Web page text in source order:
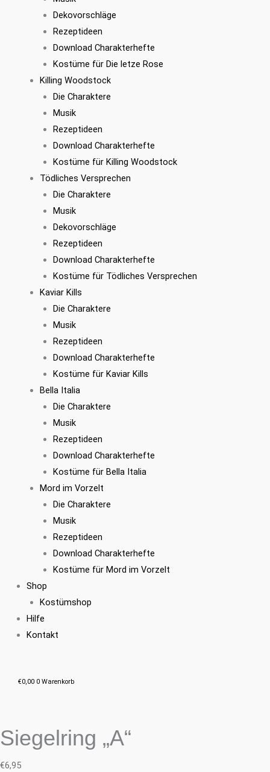
Dekovorschläge
Rezeptideen
Download Charakterhefte
Kostüme für Die letze Rose
Killing Woodstock
Die Charaktere
Musik
Rezeptideen
Download Charakterhefte
Kostüme für Killing Woodstock
Tödliches Versprechen
Die Charaktere
Musik
Dekovorschläge
Rezeptideen
Download Charakterhefte
Kostüme für Tödliches Versprechen
Kaviar Kills
Die Charaktere
Musik
Rezeptideen
Download Charakterhefte
Kostüme für Kaviar Kills
Bella Italia
Die Charaktere
Musik
Rezeptideen
Download Charakterhefte
Kostüme für Bella Italia
Mord im Vorzelt
Die Charaktere
Musik
Rezeptideen
Download Charakterhefte
Kostüme für Mord im Vorzelt
Shop
Kostümshop
Hilfe
Kontakt
€0,00 0 Warenkorb
Siegelring „A“
€6,95